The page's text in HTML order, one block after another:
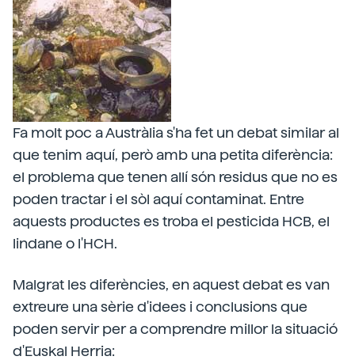
Fa molt poc a Austràlia s'ha fet un debat similar al
que tenim aquí, però amb una petita diferència:
el problema que tenen allí són residus que no es
poden tractar i el sòl aquí contaminat. Entre
aquests productes es troba el pesticida HCB, el
lindane o l'HCH.
Malgrat les diferències, en aquest debat es van
extreure una sèrie d'idees i conclusions que
poden servir per a comprendre millor la situació
d'Euskal Herria: